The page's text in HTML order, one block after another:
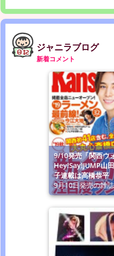
ジャニラブログ
新着コメント
9/10発売「関西ウ
Hey!Say!JUMP山
子連載は高橋恭平
9月10日発売の雑